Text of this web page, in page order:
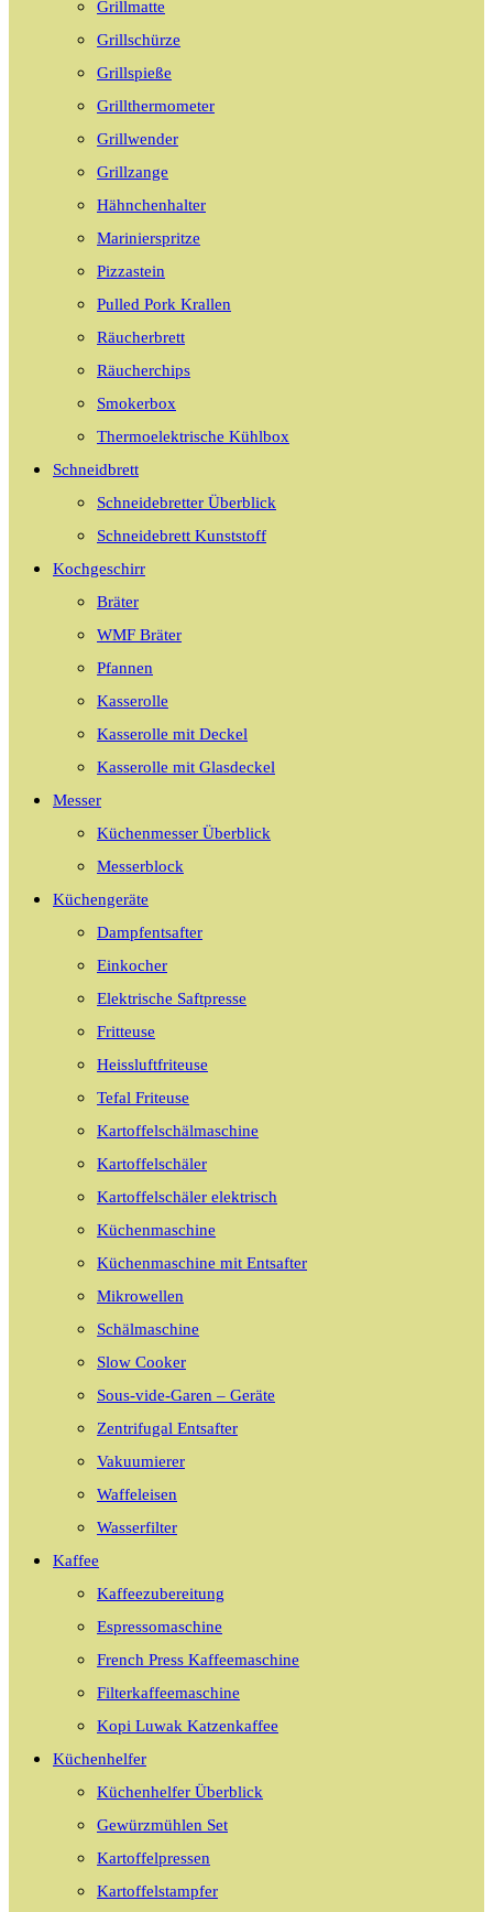
Grillmatte
Grillschürze
Grillspieße
Grillthermometer
Grillwender
Grillzange
Hähnchenhalter
Marinierspritze
Pizzastein
Pulled Pork Krallen
Räucherbrett
Räucherchips
Smokerbox
Thermoelektrische Kühlbox
Schneidbrett
Schneidebretter Überblick
Schneidebrett Kunststoff
Kochgeschirr
Bräter
WMF Bräter
Pfannen
Kasserolle
Kasserolle mit Deckel
Kasserolle mit Glasdeckel
Messer
Küchenmesser Überblick
Messerblock
Küchengeräte
Dampfentsafter
Einkocher
Elektrische Saftpresse
Fritteuse
Heissluftfriteuse
Tefal Friteuse
Kartoffelschälmaschine
Kartoffelschäler
Kartoffelschäler elektrisch
Küchenmaschine
Küchenmaschine mit Entsafter
Mikrowellen
Schälmaschine
Slow Cooker
Sous-vide-Garen – Geräte
Zentrifugal Entsafter
Vakuumierer
Waffeleisen
Wasserfilter
Kaffee
Kaffeezubereitung
Espressomaschine
French Press Kaffeemaschine
Filterkaffeemaschine
Kopi Luwak Katzenkaffee
Küchenhelfer
Küchenhelfer Überblick
Gewürzmühlen Set
Kartoffelpressen
Kartoffelstampfer